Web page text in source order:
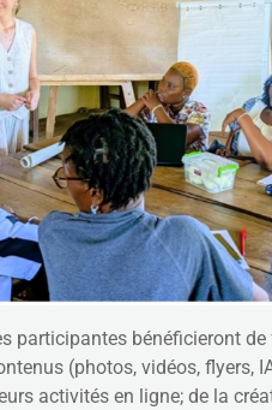
participantes bénéficieront
(photos, vidéos, flyers,
activités en ligne; de la